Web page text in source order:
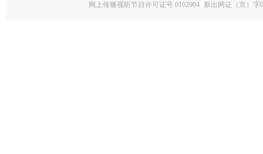
网上传播视听节目许可证号 0102004 新出网证（京）